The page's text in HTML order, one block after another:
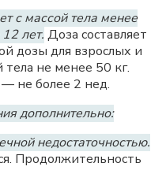
с массой тела менее
лет. Доза составляет
дозы для взрослых и
тела не менее 50 кг.
не более 2 нед.
дополнительно:
недостаточностью.
Продолжительность